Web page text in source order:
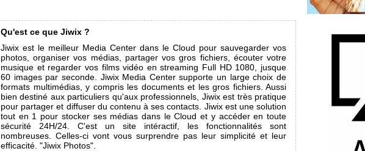
Qu'est ce que Jiwix ?
Jiwix est le meilleur Media Center dans le Cloud pour sauvegarder vos
photos, organiser vos médias, partager vos gros fichiers, écouter votre
musique et regarder vos films vidéo en streaming Full HD 1080, jusque
60 images par seconde. Jiwix Media Center supporte un large choix de
formats multimédias, y compris les documents et les gros fichiers. Aussi
bien destiné aux particuliers qu'aux professionnels, Jiwix est très pratique
pour partager et diffuser du contenu à ses contacts. Jiwix est une solution
tout en 1 pour stocker ses médias dans le Cloud et y accéder en toute
sécurité 24H/24. C'est un site intéractif, les fonctionnalités sont
nombreuses. Celles-ci vont vous surprendre pas leur simplicité et leur
efficacité. "Jiwix Photos".